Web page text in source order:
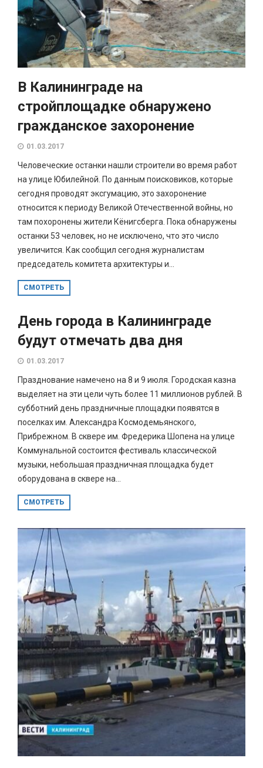
В Калининграде на
стройплощадке обнаружено
гражданское захоронение
01.03.2017
Человеческие останки нашли строители во время работ
на улице Юбилейной. По данным поисковиков, которые
сегодня проводят эксгумацию, это захоронение
относится к периоду Великой Отечественной войны, но
там похоронены жители Кёнигсберга. Пока обнаружены
останки 53 человек, но не исключено, что это число
увеличится. Как сообщил сегодня журналистам
председатель комитета архитектуры и...
СМОТРЕТЬ
День города в Калининграде
будут отмечать два дня
01.03.2017
Празднование намечено на 8 и 9 июля. Городская казна
выделяет на эти цели чуть более 11 миллионов рублей. В
субботний день праздничные площадки появятся в
поселках им. Александра Космодемьянского,
Прибрежном. В сквере им. Фредерика Шопена на улице
Коммунальной состоится фестиваль классической
музыки, небольшая праздничная площадка будет
оборудована в сквере на...
СМОТРЕТЬ